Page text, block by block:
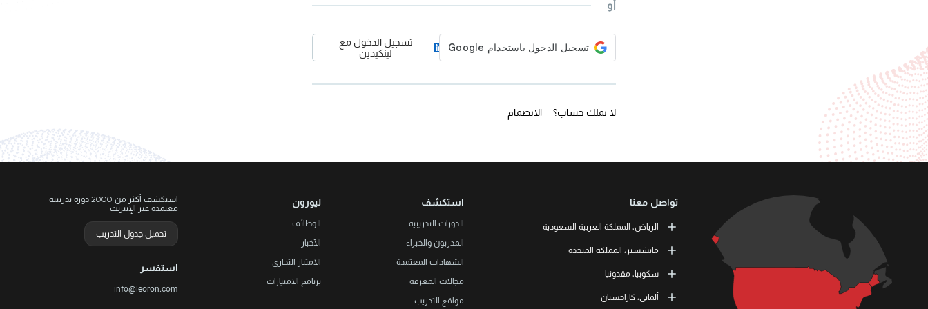
أو
تسجيل الدخول مع
لينكيدين
لا تملك حساب؟ الانضمام
تواصل معنا
الرياض، المملكة العربية السعودية
LEORON Saudi Experts Institute for Training
طريق الملك فهد، حي الرحمانية، برج القمر، الطابق
11537 الرياض، المملكة العربية السعودية
+966 11 464 4865
مانشستر، المملكة المتحدة
L3RN New Skills Co.
Office No. 2, 34 Station Road
Urmston, Manchester, England M41 9JQ UK
+44 (0) 1615138133
سكوبيا، مقدونيا
L3RN dooel
Str. 20, No 82, Cucer-Sandevo 1000 Skopje,
ألماتي، كازاخستان
استكشف
الدورات التدريبية
المدربون والخبراء
الشهادات المعتمدة
مجالات المعرفة
مواقع التدريب
ليورون
الوظائف
الأخبار
الامتياز التجاري
برنامج الامتيازات
استكشف أكثر من 2000 دورة تدريبية
معتمدة عبر الإنترنت
تحميل جدول التدريب
استفسر
info@leoron.com